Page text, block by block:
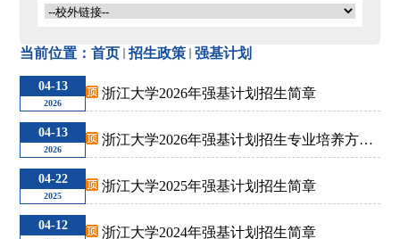
运动训练
艺术类
港澳台
当前位置：首页 招生政策 强基计划
04-13
2026
浙江大学2026年强基计划招生简章
04-13
2026
浙江大学2026年强基计划招生专业培养方案
04-22
2025
浙江大学2025年强基计划招生简章
04-12 浙江大学2024年强基计划招生简章